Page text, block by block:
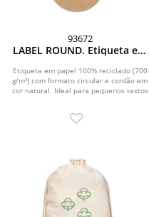
93672
LABEL ROUND. Etiqueta em
g/m²) com formato circular
Etiqueta em papel 100% reciclado (700
g/m²) com formato circular e cordão em
cor natural. Ideal para pequenos textos